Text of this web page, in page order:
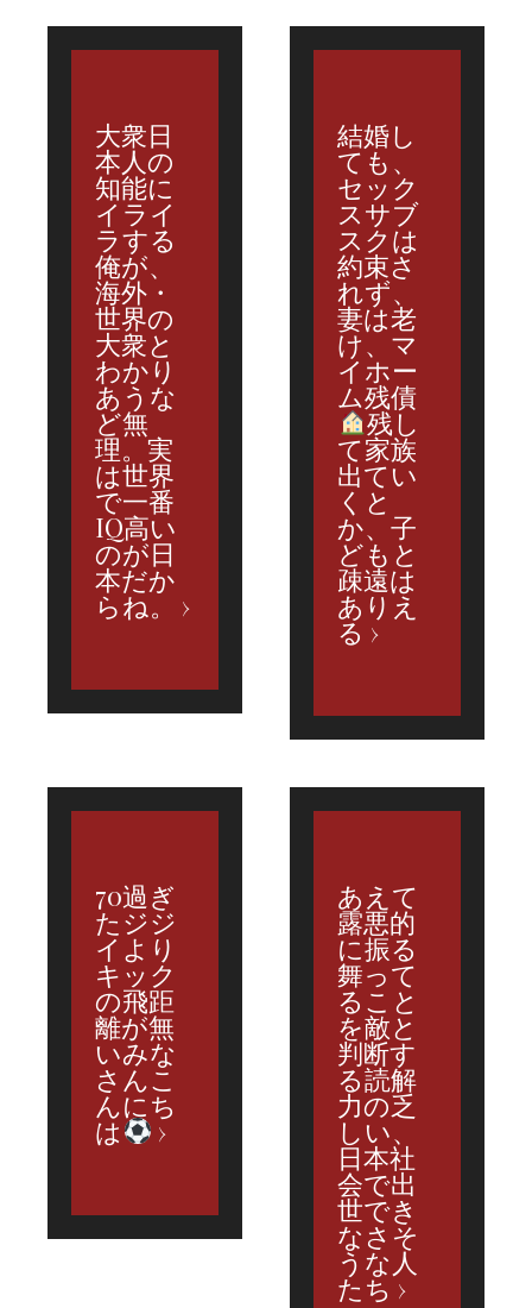
大衆日
本人の
知能に
イライ
ラする
俺が、
海外・
世界の
大衆と
わかり
あうな
ど無
理。実
は世界
で一番
IQ高い
のが日
本だか
らね。
結婚し
ても、
セック
スサブ
スクは
約束さ
れず、
妻は老
け、マ
イホー
ム残債
残し
て家族
出てい
くと
か、子
どもと
疎遠は
ありえ
る
70過ぎ
たジジ
イより
キック
の飛距
離が無
いみな
さんこ
んにち
は
あえて
露悪的
に振る
舞って
ること
を敵と
判断す
る読解
力の乏
しい、
日本社
会で出
世でき
なさそ
うな人
たち